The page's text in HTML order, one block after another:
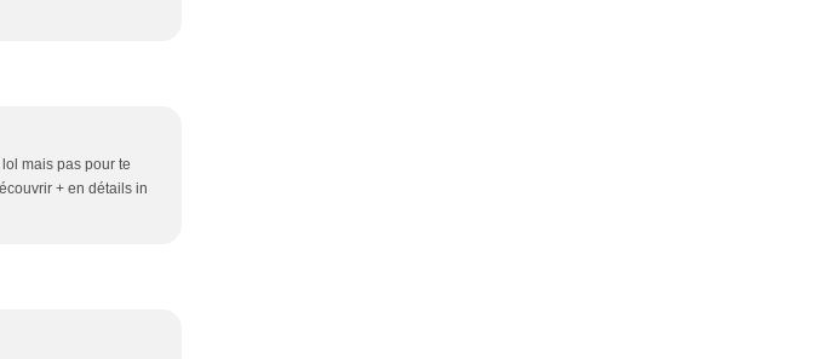
mais pas pour te
+ en détails in